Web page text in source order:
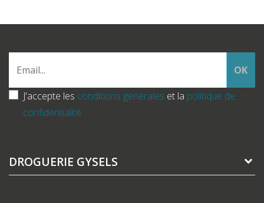
OK
J'accepte les conditions générales et la politique de
confidentialité
DROGUERIE GYSELS